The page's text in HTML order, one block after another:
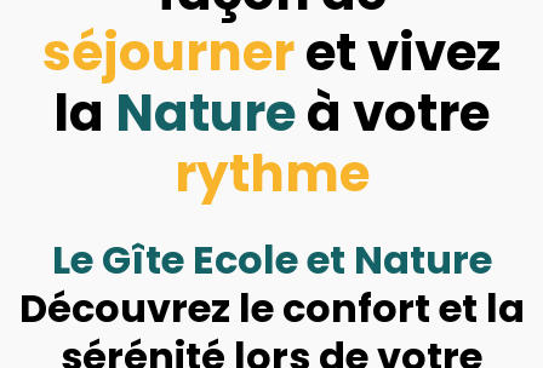
séjourneret vivez
la Natureà votre
rythme
Le Gîte Ecole et Nature
Découvrez le confort et la
sérénité lors de votre